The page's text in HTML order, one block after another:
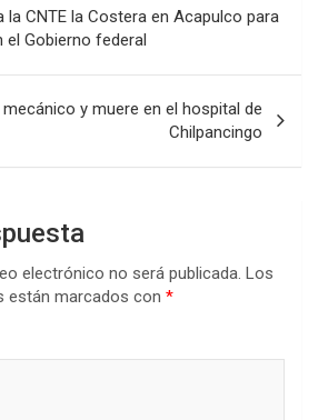
la CNTE la Costera en Acapulco para
el Gobierno federal
y muere en el hospital de
Chilpancingo
electrónico no será publicada. Los
están marcados con *